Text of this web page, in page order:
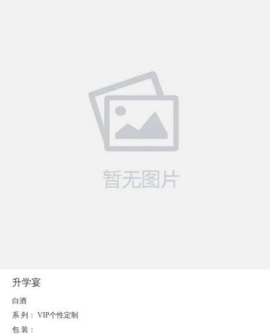
升学宴
白酒
系 列： VIP个性定制
包 装：